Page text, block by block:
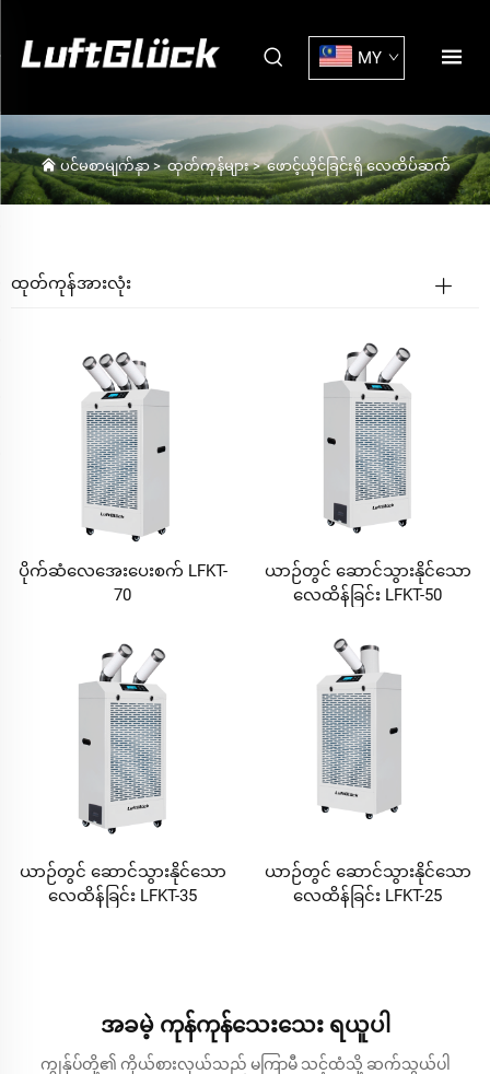
MY
ပင်မစာမျက်နှာ>ထုတ်ကုန်များ>ဖောင့်ယိုင်ခြင်းရှိ လေထိပ်ဆက်
ထုတ်ကုန်အားလုံး
ပိုက်ဆံလေအေးပေးစက် LFKT-
70
ယာဉ်တွင် ဆောင်သွားနိုင်သော
လေထိန်ခြင်း LFKT-50
ယာဉ်တွင် ဆောင်သွားနိုင်သော
လေထိန်ခြင်း LFKT-35
ယာဉ်တွင် ဆောင်သွားနိုင်သော
လေထိန်ခြင်း LFKT-25
အခမဲ့ ကုန်ကုန်သေးသေး ရယူပါ
ကျွန်ုပ်တို့၏ ကိုယ်စားလှယ်သည် မကြာမီ သင့်ထံသို့ ဆက်သွယ်ပါ